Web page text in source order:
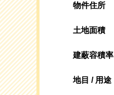
物件住所
土地面積
建蔽容積率
地目 / 用途